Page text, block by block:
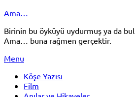
Skip
content
Ama…
Birinin bu öyküyü uydurmuş ya da
Ama… buna rağmen gerçektir.
Menu
Köşe Yazısı
Film